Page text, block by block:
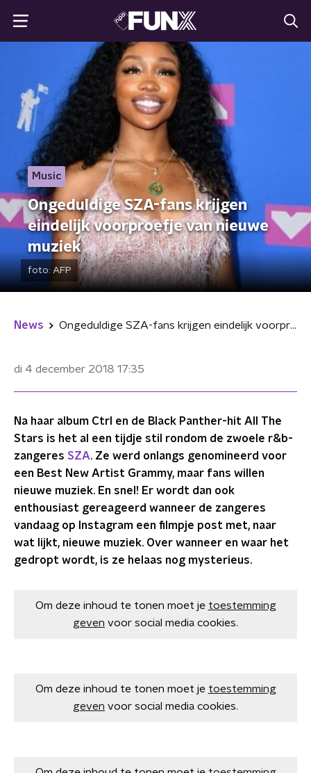
Music
Ongeduldige SZA-fans krijgen
eindelijk voorproefje van nieuwe
muziek
foto: AFP
News Ongeduldige SZA-fans krijgen eindelijk voorproefje van nieuwe muziek
di 4 december 2018 17:35
Na haar album Ctrl en de Black Panther-hit All The
Stars is het al een tijdje stil rondom de zwoele r&b-
zangeres SZA. Ze werd onlangs genomineerd voor
een Best New Artist Grammy, maar fans willen
nieuwe muziek. En snel! Er wordt dan ook
enthousiast gereageerd wanneer de zangeres
vandaag op Instagram een filmpje post met, naar
wat lijkt, nieuwe muziek. Over wanneer en waar het
gedropt wordt, is ze helaas nog mysterieus.
Om deze inhoud te tonen moet je toestemming
geven voor social media cookies.
Om deze inhoud te tonen moet je toestemming
geven voor social media cookies.